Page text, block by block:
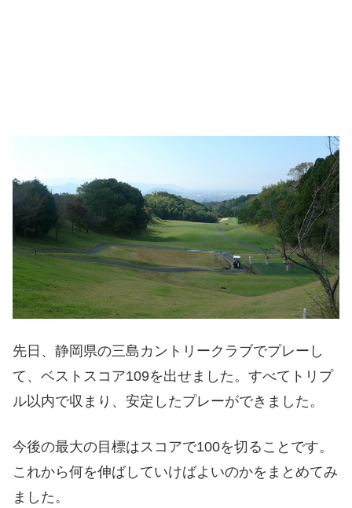
先日、静岡県の三島カントリークラブでプレーし
て、ベストスコア109を出せました。すべてトリプ
ル以内で収まり、安定したプレーができました。
今後の最大の目標はスコアで100を切ることです。
これから何を伸ばしていけばよいのかをまとめてみ
ました。